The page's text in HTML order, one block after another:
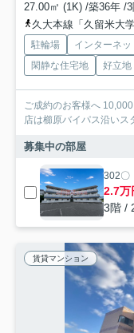
27.00㎡ (1K) /築36年 /3
久大本線「久留米大
駐輪場 インターネ
閑静な住宅地
好立地
ご成約のお客様へ
店は櫛原バイパス沿いス
募集中の部屋
302〇
2.7万
3階 /
賃貸マンション